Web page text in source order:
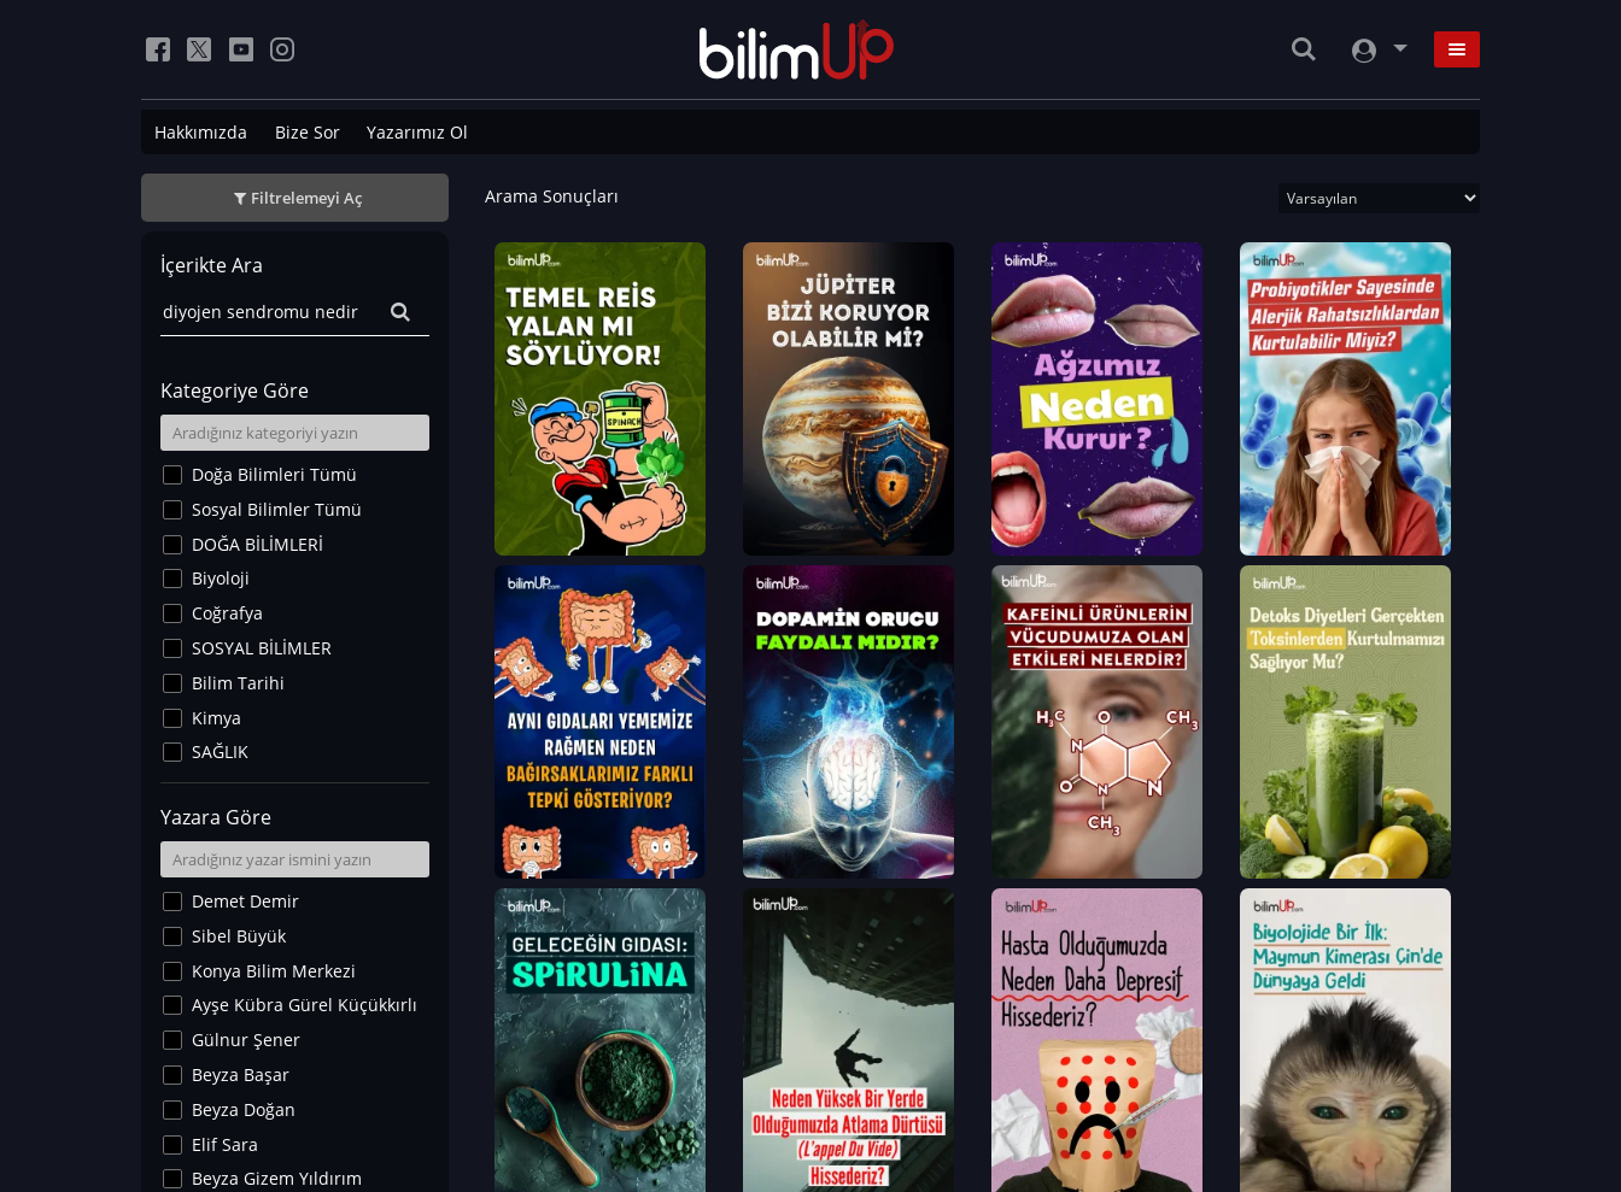
Hakkımızda Bize Sor Yazarımız Ol
Filtrelemeyi Aç
İçerikte Ara
Kategoriye Göre
Doğa Bilimleri Tümü
Sosyal Bilimler Tümü
DOĞA BİLİMLERİ
Biyoloji
Coğrafya
SOSYAL BİLİMLER
Bilim Tarihi
Kimya
SAĞLIK
Sanat Tarihi
Fizik
Yer Bilimleri
Astronomi ve Uzay
Noroloji
Matematik
Teknoloji
İklim Değişikliği
Arkeoloji
Kültür&Sanat
Yaşam Tavsiyeleri
Merakoloji
Yazara Göre
Demet Demir
Sibel Büyük
Konya Bilim Merkezi
Ayşe Kübra Gürel Küçükkırlı
Gülnur Şener
Beyza Başar
Beyza Doğan
Elif Sara
Beyza Gizem Yıldırım
Arama Sonuçları